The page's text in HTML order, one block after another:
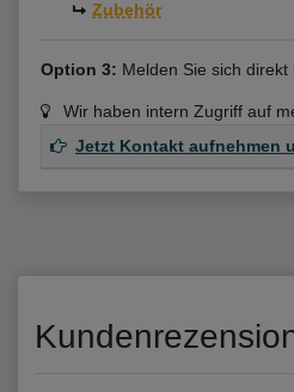
Zubehör
Option 3: Melden Sie sich direkt
Wir haben intern Zugriff auf
Jetzt Kontakt aufnehmen